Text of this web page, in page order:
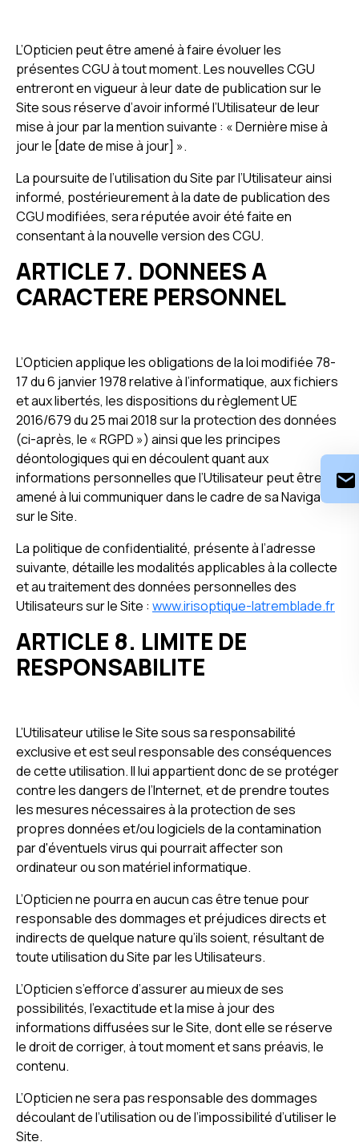
L’Opticien peut être amené à faire évoluer les
présentes CGU à tout moment. Les nouvelles CGU
entreront en vigueur à leur date de publication sur le
Site sous réserve d’avoir informé l’Utilisateur de leur
mise à jour par la mention suivante : « Dernière mise à
jour le [date de mise à jour] ».
La poursuite de l’utilisation du Site par l’Utilisateur ainsi
informé, postérieurement à la date de publication des
CGU modifiées, sera réputée avoir été faite en
consentant à la nouvelle version des CGU.
ARTICLE 7. DONNEES A
CARACTERE PERSONNEL
L’Opticien applique les obligations de la loi modifiée 78-
17 du 6 janvier 1978 relative à l’informatique, aux fichiers
et aux libertés, les dispositions du règlement UE
2016/679 du 25 mai 2018 sur la protection des données
(ci-après, le « RGPD ») ainsi que les principes
déontologiques qui en découlent quant aux
informations personnelles que l’Utilisateur peut être
amené à lui communiquer dans le cadre de sa Navigation
sur le Site.
La politique de confidentialité, présente à l’adresse
suivante, détaille les modalités applicables à la collecte
et au traitement des données personnelles des
Utilisateurs sur le Site : www.irisoptique-latremblade.fr
ARTICLE 8. LIMITE DE
RESPONSABILITE
L’Utilisateur utilise le Site sous sa responsabilité
exclusive et est seul responsable des conséquences
de cette utilisation. Il lui appartient donc de se protéger
contre les dangers de l’Internet, et de prendre toutes
les mesures nécessaires à la protection de ses
propres données et/ou logiciels de la contamination
par d'éventuels virus qui pourrait affecter son
ordinateur ou son matériel informatique.
L’Opticien ne pourra en aucun cas être tenue pour
responsable des dommages et préjudices directs et
indirects de quelque nature qu’ils soient, résultant de
toute utilisation du Site par les Utilisateurs.
L’Opticien s’efforce d’assurer au mieux de ses
possibilités, l’exactitude et la mise à jour des
informations diffusées sur le Site, dont elle se réserve
le droit de corriger, à tout moment et sans préavis, le
contenu.
L’Opticien ne sera pas responsable des dommages
découlant de l’utilisation ou de l’impossibilité d’utiliser le
Site.